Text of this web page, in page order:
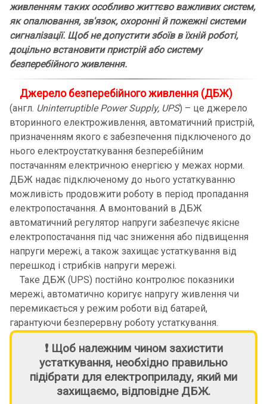
живленням таких особливо життєво важливих систем,
як опалювання, зв'язок, охоронні й пожежні системи
сигналізації. Щоб не допустити збоїв в їхній роботі,
доцільно встановити пристрій або систему
безперебійного живлення.
Джерело безперебійного живлення (ДБЖ)
(англ. Uninterruptible Power Supply, UPS) – це джерело
вторинного електроживлення, автоматичний пристрій,
призначенням якого є забезпечення підключеного до
нього електроустаткування безперебійним
постачанням електричною енергією у межах норми.
ДБЖ надає підключеному до нього устаткуванню
можливість продовжити роботу в період пропадання
електропостачання. А вмонтований в ДБЖ
автоматичний регулятор напруги забезпечує якісне
електропостачання під час зниження або підвищення
напруги мережі, а також захищає устаткування від
перешкод і стрибків напруги мережі.
Таке ДБЖ (UPS) постійно контролює показники
мережі, автоматично коригує напругу живлення чи
перемикається у режим роботи від батарей,
гарантуючи безперервну роботу устаткування.
❗ Щоб належним чином захистити
устаткування, необхідно правильно
підібрати для електроприладу, який ми
захищаємо, відповідне ДБЖ.